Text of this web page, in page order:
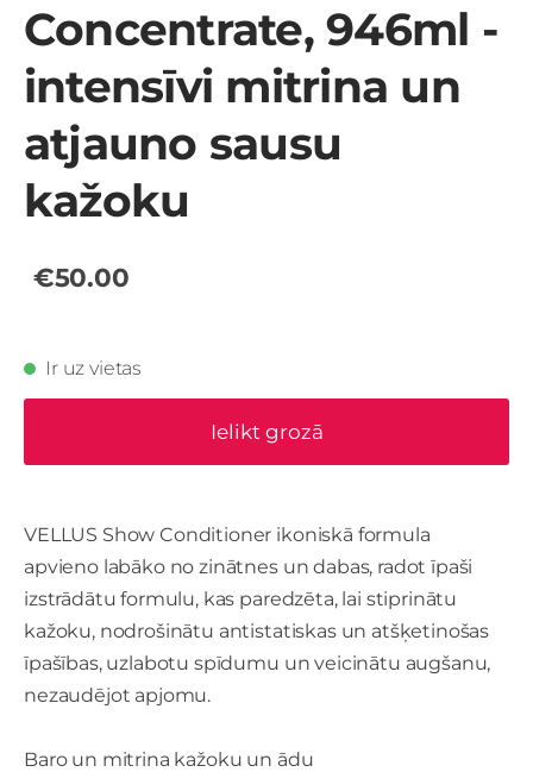
Concentrate, 946ml -
intensīvi mitrina un
atjauno sausu
kažoku
€50.00
Ir uz vietas
Ielikt grozā
VELLUS Show Conditioner ikoniskā formula
apvieno labāko no zinātnes un dabas, radot īpaši
izstrādātu formulu, kas paredzēta, lai stiprinātu
kažoku, nodrošinātu antistatiskas un atšķetinošas
īpašības, uzlabotu spīdumu un veicinātu augšanu,
nezaudējot apjomu.
Baro un mitrina kažoku un ādu